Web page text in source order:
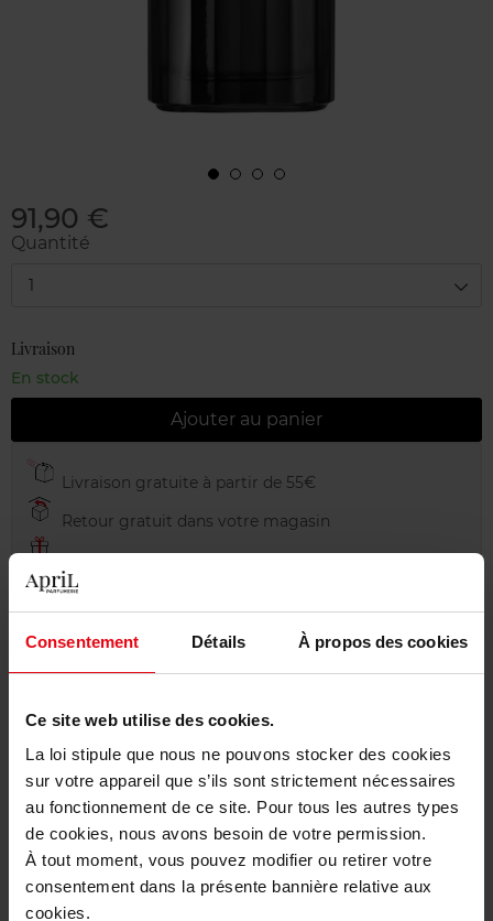
Consentement Détails À propos des cookies
Ce site web utilise des cookies.
La loi stipule que nous ne pouvons stocker des cookies
sur votre appareil que s’ils sont strictement nécessaires
au fonctionnement de ce site. Pour tous les autres types
de cookies, nous avons besoin de votre permission.
À tout moment, vous pouvez modifier ou retirer votre
consentement dans la présente bannière relative aux
cookies.
91,90 €
Quantité
1
Livraison
En stock
Ajouter au panier
Livraison gratuite à partir de 55€
Retour gratuit dans votre magasin
Emballage cadeau offert
Conseil d'utilisation
Caractéristiques
Avis client